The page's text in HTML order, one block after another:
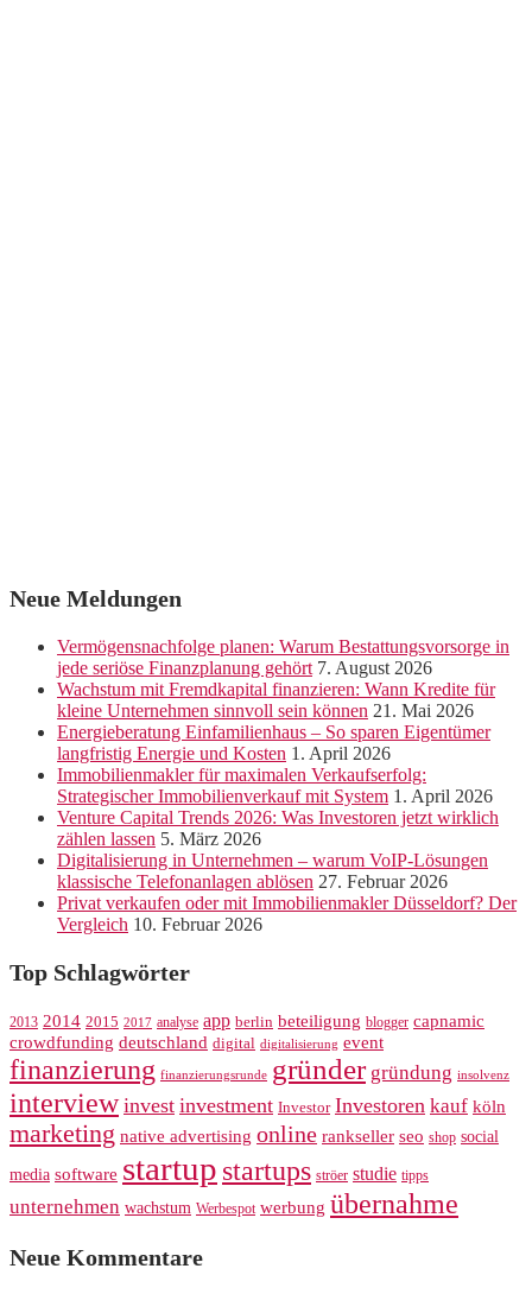
Neue Meldungen
Vermögensnachfolge planen: Warum Bestattungsvorsorge in
jede seriöse Finanzplanung gehört 7. August 2026
Wachstum mit Fremdkapital finanzieren: Wann Kredite für
kleine Unternehmen sinnvoll sein können 21. Mai 2026
Energieberatung Einfamilienhaus – So sparen Eigentümer
langfristig Energie und Kosten 1. April 2026
Immobilienmakler für maximalen Verkaufserfolg:
Strategischer Immobilienverkauf mit System 1. April 2026
Venture Capital Trends 2026: Was Investoren jetzt wirklich
zählen lassen 5. März 2026
Digitalisierung in Unternehmen – warum VoIP-Lösungen
klassische Telefonanlagen ablösen 27. Februar 2026
Privat verkaufen oder mit Immobilienmakler Düsseldorf? Der
Vergleich 10. Februar 2026
Top Schlagwörter
2013 2014 2015 2017 analyse app berlin beteiligung blogger capnamic
crowdfunding deutschland digital digitalisierung event
finanzierung finanzierungsrunde gründer gründung insolvenz
interview invest investment Investor Investoren kauf köln
marketing native advertising online rankseller seo shop social
media software startup startups ströer studie tipps
unternehmen wachstum Werbespot werbung übernahme
Neue Kommentare